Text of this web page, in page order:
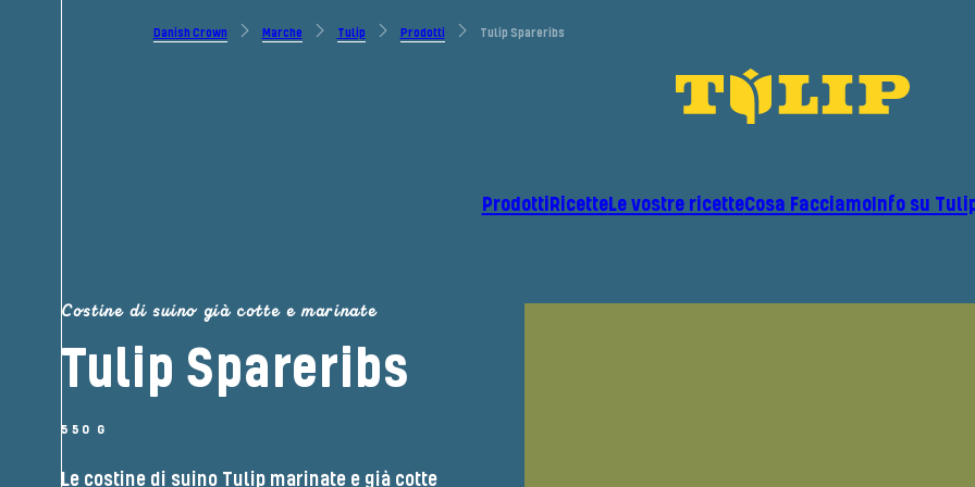
Danish Crown Marche Tulip Prodotti Tulip Spareribs
ProdottiRicetteLe vostre ricetteCosa FacciamoInfo su
Costine di suino già cotte e marinate
Tulip Spareribs
550 G
Le costine di suino Tulip marinate e già cotte